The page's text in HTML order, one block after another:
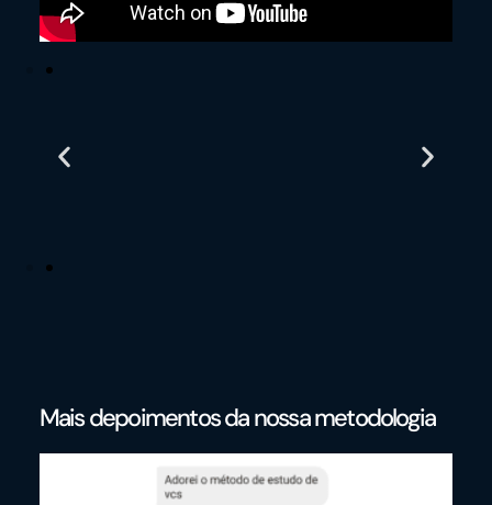
Mais depoimentos da nossa metodologia